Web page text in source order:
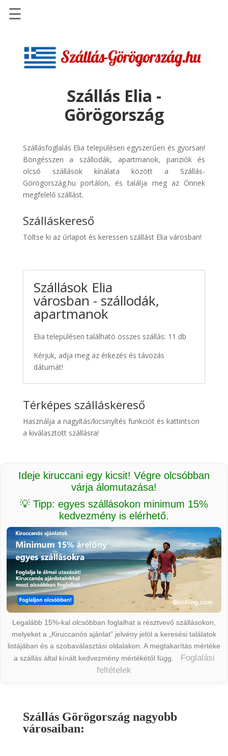
Szállások
Repülőjegy
pénzvisszatérítéssel
Discover
Cars
Transzfer
Kiwi
Taxi
☰
Szállás Elia -
Görögország
Szállásfoglalás Elia településen egyszerűen és gyorsan!
Böngésszen a szállodák, apartmanok, panziók és
olcsó szállások kínálata között a Szállás-
Görögország.hu portálon, és találja meg az Önnek
megfelelő szállást.
Szálláskereső
Töltse ki az űrlapot és keressen szállást Elia városban!
Szállások Elia
városban - szállodák,
apartmanok
Elia településen található összes szállás: 11 db
Kérjük, adja meg az érkezés és távozás
dátumát!
Térképes szálláskereső
Használja a nagyítás/kicsinyítés funkciót és kattintson
a kiválasztott szállásra!
Ideje kiruccani egy kicsit! Végre olcsóbban
várja álomutazása!
💡 Tipp: egyes szállásokon minimum 15%
kedvezmény is elérhető.
Legalább 15%-kal olcsóbban foglalhat a résztvevő szállásokon,
melyeket a „Kiruccanós ajánlat” jelvény jelöl a keresési találatok
listájában és a szobaválasztási oldalakon. A megtakarítás mértéke
a szállás által kínált kedvezmény mértékétől függ.
Foglalási
feltételek
Szállás Görögország nagyobb
városaiban: